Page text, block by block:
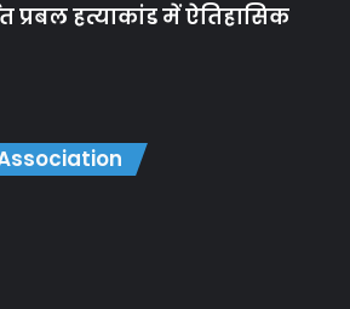
प्रबल हत्याकांड में ऐतिहासिक